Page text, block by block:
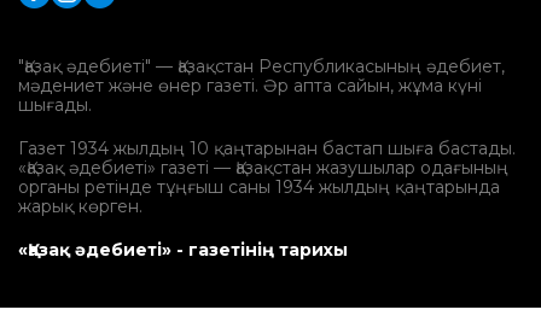
"Қазақ әдебиеті" — Қазақстан Республикасының әдебиет,
мәдениет және өнер газеті. Әр апта сайын, жұма күні
шығады.
Газет 1934 жылдың 10 қаңтарынан бастап шыға бастады.
«Қазақ әдебиеті» газеті — Қазақстан жазушылар одағының
органы ретінде тұңғыш саны 1934 жылдың қаңтарында
жарық көрген.
«Қазақ әдебиеті» - газетінің тарихы